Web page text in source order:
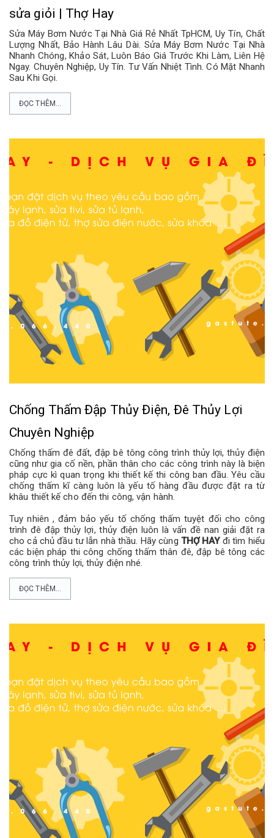
sửa giỏi | Thợ Hay
Sửa Máy Bơm Nước Tại Nhà Giá Rẻ Nhất TpHCM, Uy Tín, Chất
Lượng Nhất, Bảo Hành Lâu Dài. Sửa Máy Bơm Nước Tại Nhà
Nhanh Chóng, Khảo Sát, Luôn Báo Giá Trước Khi Làm, Liên Hệ
Ngay. Chuyên Nghiệp, Uy Tín. Tư Vấn Nhiệt Tình. Có Mặt Nhanh
Sau Khi Gọi.
ĐỌC THÊM...
Chống Thấm Đập Thủy Điện, Đê Thủy Lợi
Chuyên Nghiệp
Chống thấm đê đất, đập bê tông công trình thủy lợi, thủy điện
cũng như gia cố nền, phần thân cho các công trình này là biện
pháp cực kì quan trọng khi thiết kế thi công ban đầu. Yêu cầu
chống thấm kĩ càng luôn là yếu tố hàng đầu được đặt ra từ
khâu thiết kế cho đến thi công, vận hành.
Tuy nhiên , đảm bảo yếu tố chống thấm tuyệt đối cho công
trình đê đập thủy lợi, thủy điện luôn là vấn đề nan giải đặt ra
cho cả chủ đầu tư lẫn nhà thầu. Hãy cùng THỢ HAYđi tìm hiểu
các biện pháp thi công chống thấm thân đê, đập bê tông các
công trình thủy lợi, thủy điện nhé.
ĐỌC THÊM...